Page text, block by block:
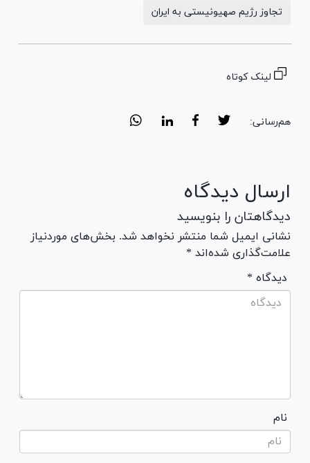
تجاوز رژیم صهیونیستی به ایران
لینک کوتاه
هم‌رسانی:
ارسال دیدگاه
دیدگاهتان را بنویسید
نشانی ایمیل شما منتشر نخواهد شد. بخش‌های موردنیاز
علامت‌گذاری شده‌اند *
* دیدگاه
نام